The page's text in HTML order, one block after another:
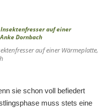
auf einer Wärmeplatte,
sie schon voll befiedert
muss stets eine